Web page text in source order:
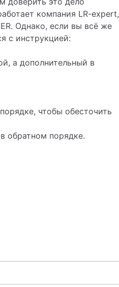
компания LR-expert,
Однако, если вы всё же
с инструкцией:
а дополнительный в
чтобы обесточить
обратном порядке.